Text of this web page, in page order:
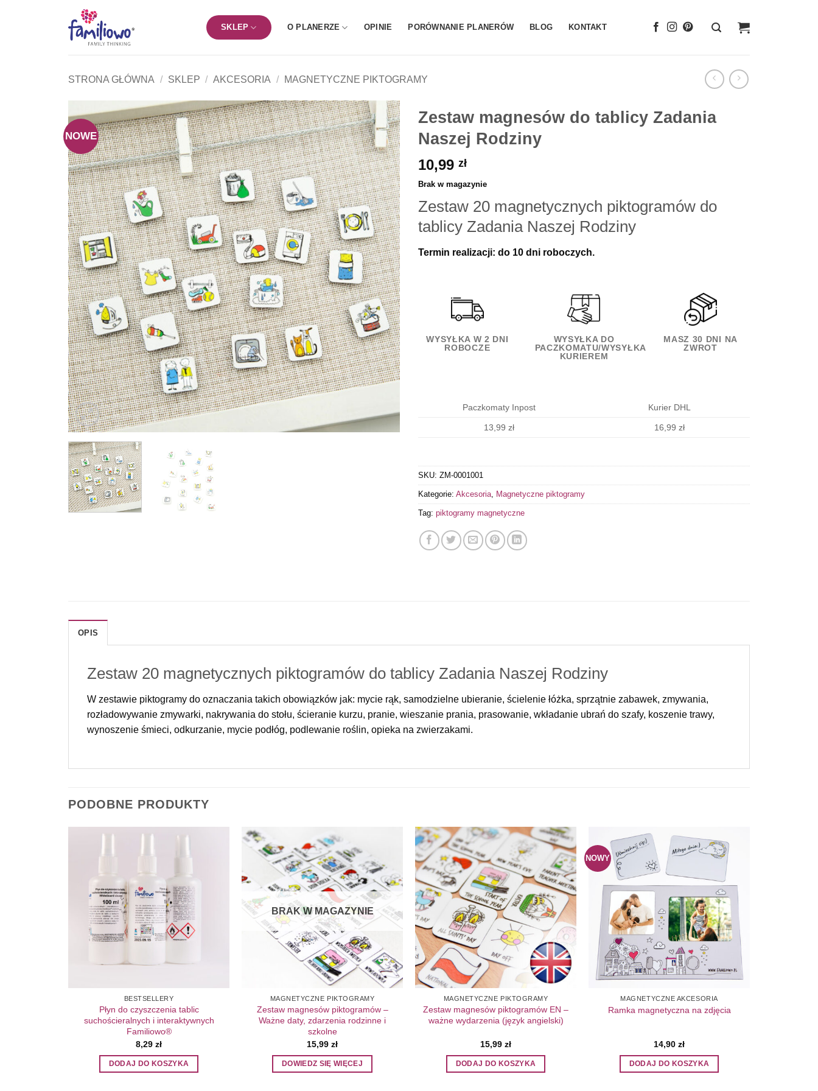
SKLEP O PLANERZE OPINIE PORÓWNANIE PLANERÓW BLOG KONTAKT
STRONA GŁÓWNA / SKLEP / AKCESORIA / MAGNETYCZNE PIKTOGRAMY
NOWE
Add to
Wishlist
Zestaw magnesów do tablicy Zadania
Naszej Rodziny
10,99 zł
Brak w magazynie
Zestaw 20 magnetycznych piktogramów do
tablicy Zadania Naszej Rodziny
Termin realizacji: do 10 dni roboczych.
WYSYŁKA W 2 DNI
ROBOCZE
WYSYŁKA DO
PACZKOMATU/WYSYŁKA
KURIEREM
MASZ 30 DNI NA
ZWROT
Paczkomaty Inpost Kurier DHL
13,99 zł 16,99 zł
SKU: ZM-0001001
Kategorie: Akcesoria, Magnetyczne piktogramy
Tag: piktogramy magnetyczne
OPIS
Zestaw 20 magnetycznych piktogramów do tablicy Zadania Naszej Rodziny
W zestawie piktogramy do oznaczania takich obowiązków jak: mycie rąk, samodzielne ubieranie, ścielenie łóżka, sprzątnie zabawek, zmywania,
rozładowywanie zmywarki, nakrywania do stołu, ścieranie kurzu, pranie, wieszanie prania, prasowanie, wkładanie ubrań do szafy, koszenie trawy,
wynoszenie śmieci, odkurzanie, mycie podłóg, podlewanie roślin, opieka na zwierzakami.
PODOBNE PRODUKTY
BESTSELLERY
Płyn do czyszczenia tablic
suchościeralnych i interaktywnych
Familiowo®
8,29 zł
DODAJ DO KOSZYKA
Add to
Wishlist
BRAK W MAGAZYNIE
MAGNETYCZNE PIKTOGRAMY
Zestaw magnesów piktogramów –
Ważne daty, zdarzenia rodzinne i
szkolne
15,99 zł
DOWIEDZ SIĘ WIĘCEJ
Add to
Wishlist
MAGNETYCZNE PIKTOGRAMY
Zestaw magnesów piktogramów EN –
ważne wydarzenia (język angielski)
15,99 zł
DODAJ DO KOSZYKA
NOWY
Add to
MAGNETYCZNE AKCESORIA
Ramka magnetyczna na zdjęcia
14,90 zł
DODAJ DO KOSZYKA